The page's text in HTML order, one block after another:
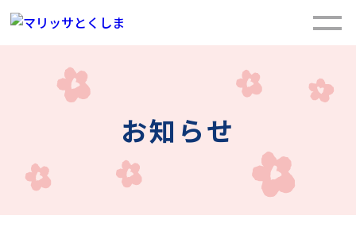
お知らせ